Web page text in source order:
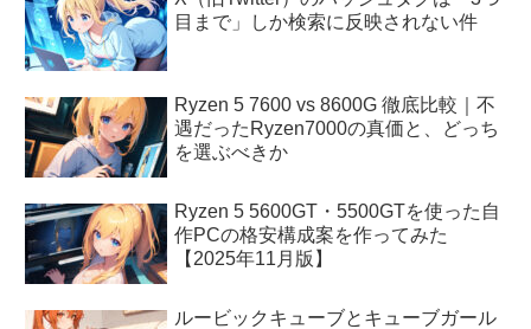
目まで」しか検索に反映されない件
Ryzen 5 7600 vs 8600G 徹底比較｜不
遇だったRyzen7000の真価と、どっち
を選ぶべきか
Ryzen 5 5600GT・5500GTを使った自
作PCの格安構成案を作ってみた
【2025年11月版】
ルービックキューブとキューブガール